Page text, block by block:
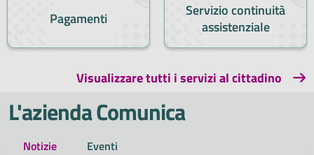
Pagamenti
Servizio continuità
assistenziale
Visualizzare tutti i servizi al cittadino
L'azienda Comunica
Notizie Eventi